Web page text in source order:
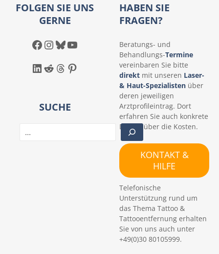
FOLGEN SIE UNS
GERNE
Facebook InstagramBluesky YouTube
LinkedIn Reddit Threads Pinterest
SUCHE
HABEN SIE
FRAGEN?
Beratungs- und
Behandlungs-Termine
vereinbaren Sie bitte
direkt mit unseren Laser-
& Haut-Spezialisten über
deren jeweiligen
Arztprofileintrag. Dort
erfahren Sie auch konkrete
Details über die Kosten.
KONTAKT &
HILFE
Telefonische
Unterstützung rund um
das Thema Tattoo &
Tattooentfernung erhalten
Sie von uns auch unter
+49(0)30 80105999.